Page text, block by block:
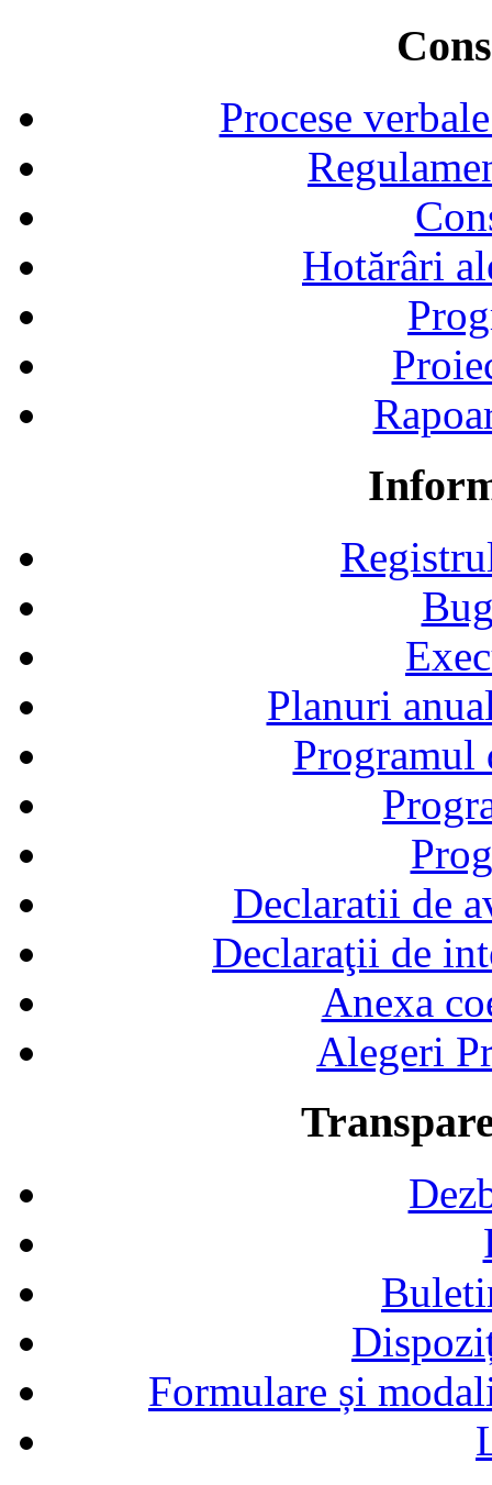
Procese
Hotărâri
Planuri
Declaratii de
Declaraţii de
Anexa
Alegeri
Formulare și